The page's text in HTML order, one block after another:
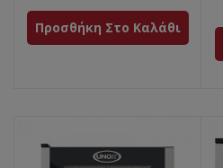
Προσθήκη Στο Καλάθι